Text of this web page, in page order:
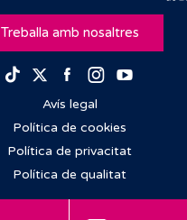
Treballa amb nosaltres
TikTokTwitterFacebook
Instagram
Avís legal
Política de cookies
Política de privacitat
Política de qualitat